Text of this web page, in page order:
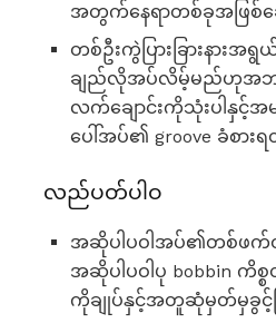
အတွက်နေရာတစ်ခုအဖြစ်ဆ
တစ်ဦးကွဲပြားခြားနား
ချည်လိုအပ်လိမ့်မည်ဟုအဘ
လက်ချောင်းကိုသုံးပါနှင့်အ
ပေါ်အပ်၏ groove ခံစား
လည်ပတ်ပါဝ
အဆိုပါပဝါအပ်၏တစ်ဖက်ထဲ
အဆိုပါပဝါပု bobbin ကိ
ကိုချုပ်နှင့်အတူဆုံမှတ်မှခွင့်